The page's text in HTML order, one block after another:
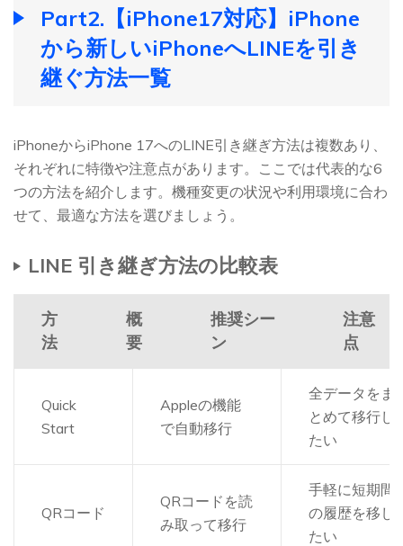
Part2.【iPhone17対応】iPhone
から新しいiPhoneへLINEを引き
継ぐ方法一覧
iPhoneからiPhone 17へのLINE引き継ぎ方法は複数あり、
それぞれに特徴や注意点があります。ここでは代表的な6
つの方法を紹介します。機種変更の状況や利用環境に合わ
せて、最適な方法を選びましょう。
LINE 引き継ぎ方法の比較表
方
法
概
要
推奨シー
ン
注意
点
Quick
Start
Appleの機能
で自動移行
全データをま
とめて移行し
たい
QRコード
QRコードを読
み取って移行
手軽に短期間
の履歴を移し
たい